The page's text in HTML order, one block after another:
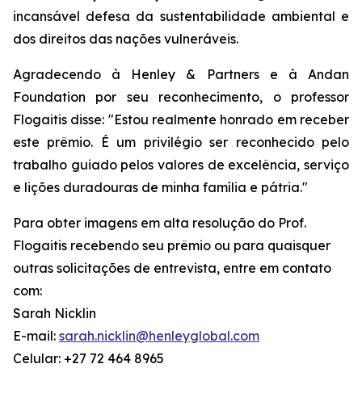
incansável defesa da sustentabilidade ambiental e
dos direitos das nações vulneráveis.
Agradecendo à Henley & Partners e à Andan
Foundation por seu reconhecimento, o professor
Flogaitis disse: "Estou realmente honrado em receber
este prêmio. É um privilégio ser reconhecido pelo
trabalho guiado pelos valores de excelência, serviço
e lições duradouras de minha família e pátria."
Para obter imagens em alta resolução do Prof.
Flogaitis recebendo seu prêmio ou para quaisquer
outras solicitações de entrevista, entre em contato
com:
Sarah Nicklin
E-mail: sarah.nicklin@henleyglobal.com
Celular: +27 72 464 8965